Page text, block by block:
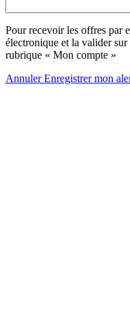
Pour recevoir les offres par
électronique et la valider sur
rubrique « Mon compte »
AnnulerEnregistrer mon